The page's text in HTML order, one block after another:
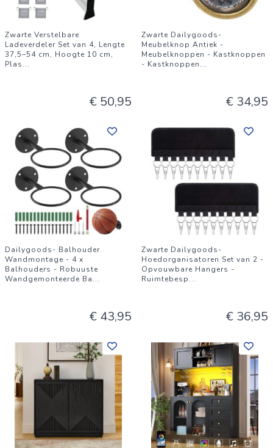
Zwarte Verstelbare
Ladeverdeler Set van 4, Lengte
37,5–54 cm, Hoogte 10 cm,
Plas...
€ 50,95
Zwarte Dailygoods-
Meubelknop Antiek -
Meubelknoppen - Kastknoppen
- Kastknoppen...
€ 34,95
Dailygoods- Balhouder
Wandmontage - 4 x
Balhouders - Robuuste
Wandgemonteerde Ba...
€ 43,95
Zwarte Dailygoods-
Hoedorganisatoren Set van 2 -
Opvouwbare Hangers -
Ruimtebesp...
€ 36,95